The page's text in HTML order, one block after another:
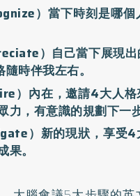
）當下時刻是哪個
）自己當下展現
時伴我左右。
）內在，邀請4大人格
力，有意識的規劃下一步
）新的現狀，享受4
果。